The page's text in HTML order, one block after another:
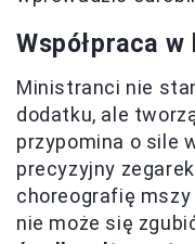
Współpraca
Ministranci nie
dodatku, ale
przypomina o sile
precyzyjny
choreografię mszy
nie może się